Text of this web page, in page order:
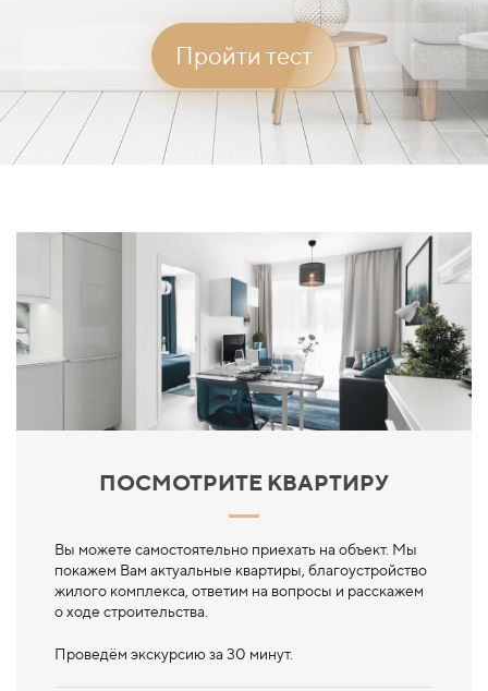
Пройти тест
ПОСМОТРИТЕ КВАРТИРУ
Вы можете самостоятельно приехать на объект. Мы
покажем Вам актуальные квартиры, благоустройство
жилого комплекса, ответим на вопросы и расскажем
о ходе строительства.
Проведём экскурсию за 30 минут.